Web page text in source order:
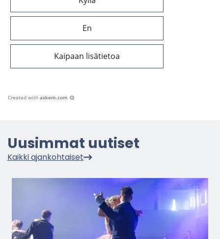
En
Kaipaan lisätietoa
Created with askem.com
Uusim­mat uu­ti­set
Kaik­ki ajan­koh­tai­set